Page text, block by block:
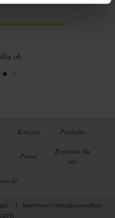
ab
Konzern Produkte
Presse
Begleiten Sie
uns
Impressum / Haftungsausschluss